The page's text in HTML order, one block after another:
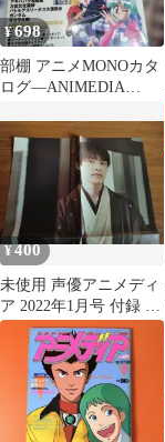
¥698
部棚 アニメMONOカタ
ログ―ANIMEDIA
¥400
未使用 声優アニメディ
ア 2022年1月号 付録 田
丸篤志 小林愛香 ポスタ